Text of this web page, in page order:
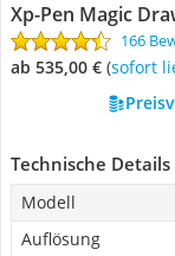
Xp-Pen Magic
166
ab 535,00 € ( Sofort
Technische Details
Modell
Auflösung